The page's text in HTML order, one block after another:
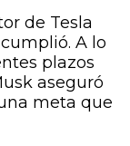
de Tesla
A lo
plazos
aseguró
meta que